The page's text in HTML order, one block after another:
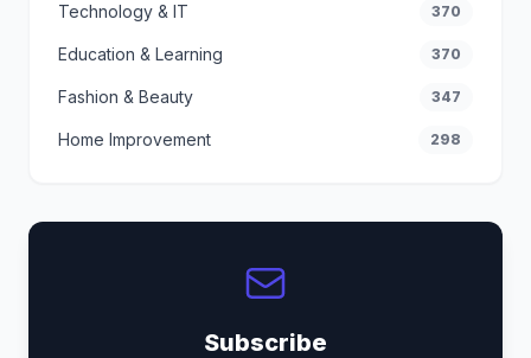
Technology & IT 370
Education & Learning 370
Fashion & Beauty 347
Home Improvement 298
Subscribe